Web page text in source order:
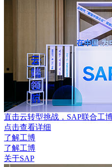
直击云转型挑战，SAP联合工
点击查看详细
了解工博
了解工博
关于SAP